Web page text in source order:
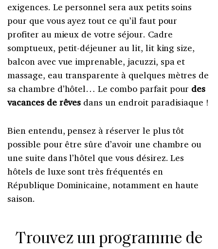
exigences. Le personnel sera aux petits soins
pour que vous ayez tout ce qu’il faut pour
profiter au mieux de votre séjour. Cadre
somptueux, petit-déjeuner au lit, lit king size,
balcon avec vue imprenable, jacuzzi, spa et
massage, eau transparente à quelques mètres de
sa chambre d’hôtel… Le combo parfait pour des
vacances de rêves dans un endroit paradisiaque !
Bien entendu, pensez à réserver le plus tôt
possible pour être sûre d’avoir une chambre ou
une suite dans l’hôtel que vous désirez. Les
hôtels de luxe sont très fréquentés en
République Dominicaine, notamment en haute
saison.
Trouvez un programme de